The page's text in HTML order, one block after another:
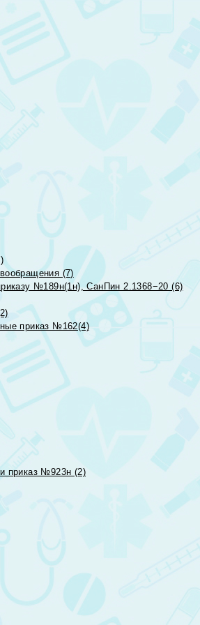
(7)
№189н(1н), СанПин 2.1368−20 (6)
приказ №162(4)
приказ №923н (2)